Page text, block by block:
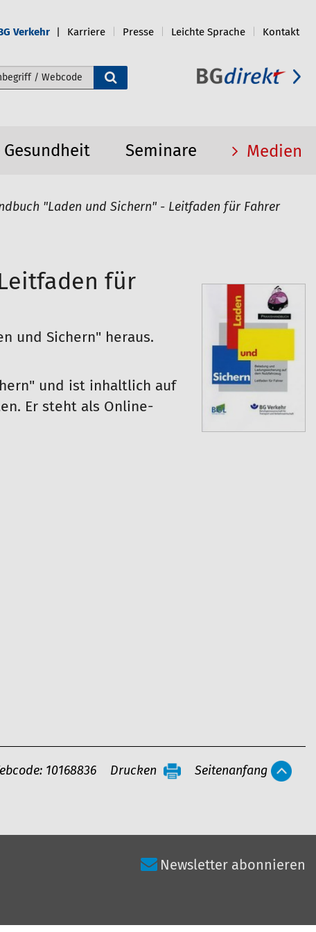
Verkehr Karriere Presse Leichte Sprache Kontakt
durchsuchen
Seminare Medien
"Laden und Sichern" - Leitfaden für Fahrer
für
und Sichern" heraus.
und ist inhaltlich auf
Er steht als Online-
10168836 Drucken Seitenanfang
Newsletter abonnieren